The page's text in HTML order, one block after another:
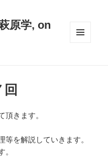
原学, on
頂きます。
等を解説していきます。
。